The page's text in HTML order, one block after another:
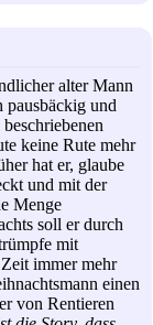
alter Mann
pausbäckig und
keine Rute mehr
hat er, glaube
und mit der
Menge
soll er durch
mit
immer mehr
einen
von Rentieren